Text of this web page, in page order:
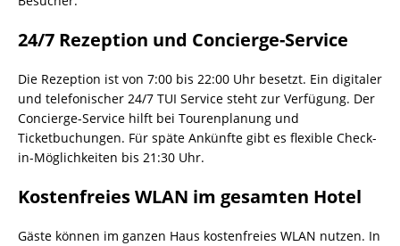
24/7 Rezeption und Concierge-Service
Die Rezeption ist von 7:00 bis 22:00 Uhr besetzt. Ein digitaler
und telefonischer 24/7 TUI Service steht zur Verfügung. Der
Concierge-Service hilft bei Tourenplanung und
Ticketbuchungen. Für späte Ankünfte gibt es flexible Check-
in-Möglichkeiten bis 21:30 Uhr.
Kostenfreies WLAN im gesamten Hotel
Gäste können im ganzen Haus kostenfreies WLAN nutzen. In